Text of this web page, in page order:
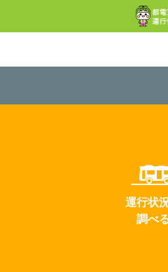
運行状
調べ